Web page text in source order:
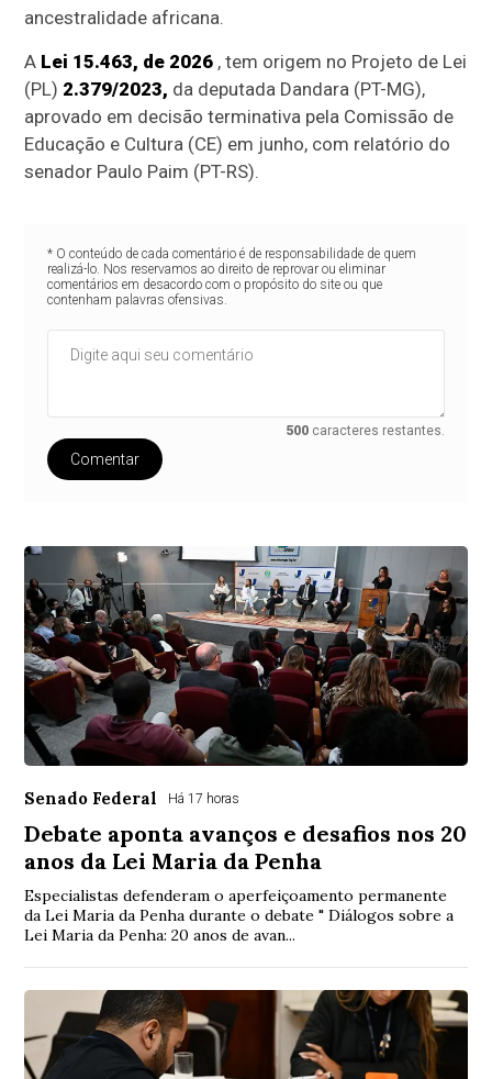
ancestralidade africana.
A Lei 15.463, de 2026 , tem origem no Projeto de Lei
(PL) 2.379/2023, da deputada Dandara (PT-MG),
aprovado em decisão terminativa pela Comissão de
Educação e Cultura (CE) em junho, com relatório do
senador Paulo Paim (PT-RS).
* O conteúdo de cada comentário é de responsabilidade de quem
realizá-lo. Nos reservamos ao direito de reprovar ou eliminar
comentários em desacordo com o propósito do site ou que
contenham palavras ofensivas.
500 caracteres restantes.
Comentar
Senado Federal Há 17 horas
Debate aponta avanços e desafios nos 20
anos da Lei Maria da Penha
Especialistas defenderam o aperfeiçoamento permanente
da Lei Maria da Penha durante o debate " Diálogos sobre a
Lei Maria da Penha: 20 anos de avan...